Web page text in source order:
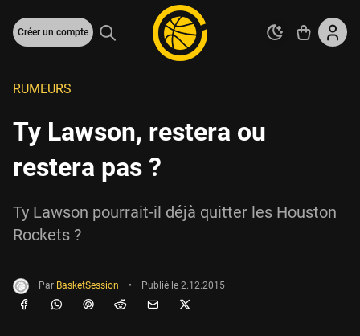
Créer un compte
RUMEURS
Ty Lawson, restera ou
restera pas ?
Ty Lawson pourrait-il déjà quitter les Houston
Rockets ?
Par BasketSession • Publié le 2.12.2015